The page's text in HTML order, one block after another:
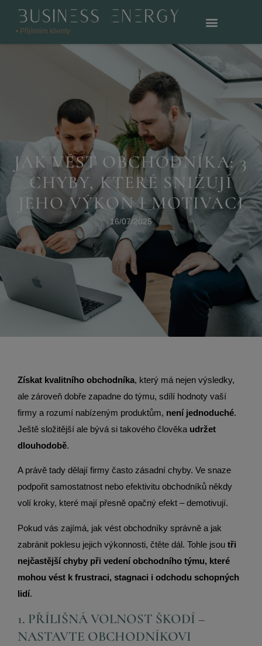
• Přijímám klienty
JAK VÉST OBCHODNÍKA: 3
CHYBY, KTERÉ SNIŽUJÍ
JEHO VÝKON I MOTIVACI
16/07/2025
Získat kvalitního obchodníka, který má nejen výsledky,
ale zároveň dobře zapadne do týmu, sdílí hodnoty vaší
firmy a rozumí nabízeným produktům, není jednoduché.
Ještě složitější ale bývá si takového člověka udržet
dlouhodobě.
A právě tady dělají firmy často zásadní chyby. Ve snaze
podpořit samostatnost nebo efektivitu obchodníků někdy
volí kroky, které mají přesně opačný efekt – demotivují.
Pokud vás zajímá, jak vést obchodníky správně a jak
zabránit poklesu jejich výkonnosti, čtěte dál. Tohle jsou tři
nejčastější chyby při vedení obchodního týmu, které
mohou vést k frustraci, stagnaci i odchodu schopných
lidí.
1. PŘÍLIŠNÁ VOLNOST ŠKODÍ –
NASTAVTE OBCHODNÍKOVI